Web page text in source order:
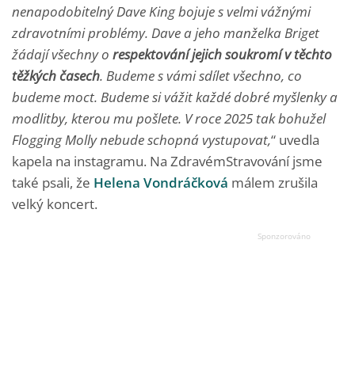
nenapodobitelný Dave King bojuje s velmi vážnými
zdravotními problémy. Dave a jeho manželka Briget
žádají všechny o respektování jejich soukromí v těchto
těžkých časech. Budeme s vámi sdílet všechno, co
budeme moct. Budeme si vážit každé dobré myšlenky a
modlitby, kterou mu pošlete. V roce 2025 tak bohužel
Flogging Molly nebude schopná vystupovat,“ uvedla
kapela na instagramu. Na ZdravémStravování jsme
také psali, že Helena Vondráčková málem zrušila
velký koncert.